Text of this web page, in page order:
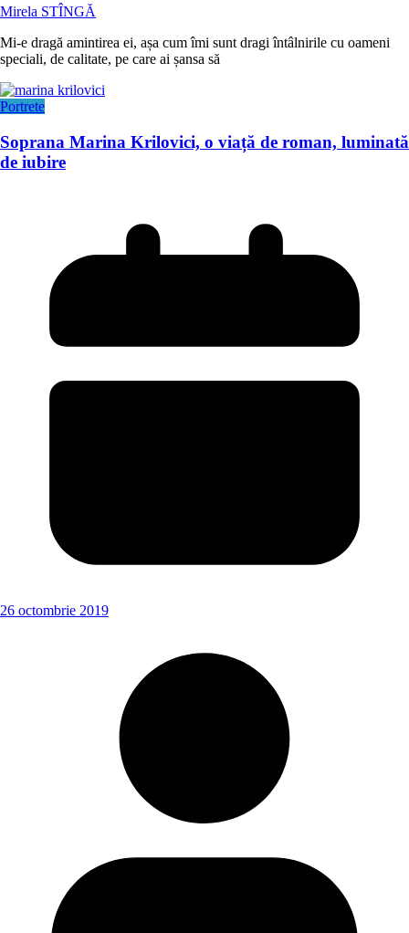
Mirela STÎNGĂ
Mi-e dragă amintirea ei, așa cum îmi sunt dragi întâlnirile cu oameni
speciali, de calitate, pe care ai șansa să
Portrete
Soprana Marina Krilovici, o viață de roman, luminată
de iubire
26 octombrie 2019